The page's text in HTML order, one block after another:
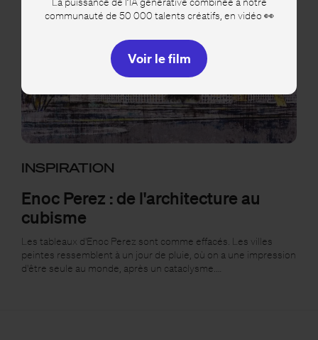
communauté de 50 000 talents créatifs, en vidéo 👀
Voir le film
INSPIRATION
Enoc Perez : de l'architecture au
cubisme
Les tableaux d'Enoc Perez sont comme effacés. Les villes
peintes ressemblent à un jour de pluie, où on a une impression
d'être seule au monde, après un cataclysme.…